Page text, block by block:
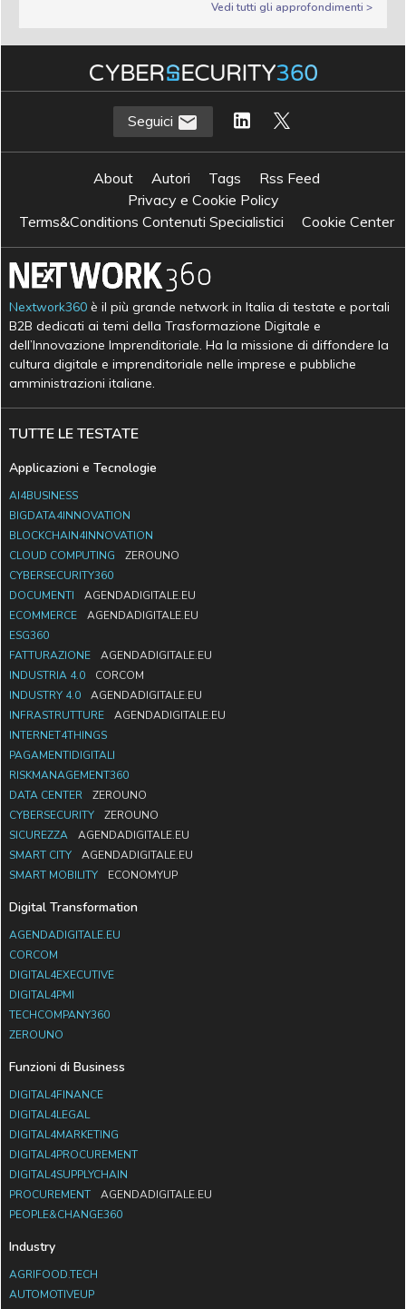
Vedi tutti gli approfondimenti >
Seguici
About Autori Tags
Rss Feed
Privacy e Cookie Policy
Terms&Conditions Contenuti Specialistici
Cookie Center
Nextwork360 è il più grande network in Italia di testate e portali
B2B dedicati ai temi della Trasformazione Digitale e
dell’Innovazione Imprenditoriale. Ha la missione di diffondere la
cultura digitale e imprenditoriale nelle imprese e pubbliche
amministrazioni italiane.
TUTTE LE TESTATE
Applicazioni e Tecnologie
AI4BUSINESS
BIGDATA4INNOVATION
BLOCKCHAIN4INNOVATION
CLOUD COMPUTING
ZEROUNO
CYBERSECURITY360
DOCUMENTI
AGENDADIGITALE.EU
ECOMMERCE
AGENDADIGITALE.EU
ESG360
FATTURAZIONE
AGENDADIGITALE.EU
INDUSTRIA 4.0
CORCOM
INDUSTRY 4.0
AGENDADIGITALE.EU
INFRASTRUTTURE
AGENDADIGITALE.EU
INTERNET4THINGS
PAGAMENTIDIGITALI
RISKMANAGEMENT360
DATA CENTER
ZEROUNO
CYBERSECURITY
ZEROUNO
SICUREZZA
AGENDADIGITALE.EU
SMART CITY
AGENDADIGITALE.EU
SMART MOBILITY
ECONOMYUP
Digital Transformation
AGENDADIGITALE.EU
CORCOM
DIGITAL4EXECUTIVE
DIGITAL4PMI
TECHCOMPANY360
ZEROUNO
Funzioni di Business
DIGITAL4FINANCE
DIGITAL4LEGAL
DIGITAL4MARKETING
DIGITAL4PROCUREMENT
DIGITAL4SUPPLYCHAIN
PROCUREMENT
AGENDADIGITALE.EU
PEOPLE&CHANGE360
Industry
AGRIFOOD.TECH
AUTOMOTIVEUP